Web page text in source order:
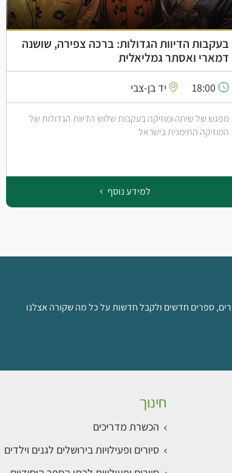
בעקבות הדיוות הגדולות: ברכה צפירה, שושנה
דמארי ואסתר גמליאלית
יד בן-צבי
מפגש של שיחה ומוזיקה בעקבות שלוש הדיוות הגדולות של
המוזיקה התימנית בישראל
למידע נוסף
ספרים חדשים ולקבל חדשות על כל מה שקורה אצלנו
חינוך
הכשרת מדריכים
סיורים ופעילויות בירושלים לגנים וילדים